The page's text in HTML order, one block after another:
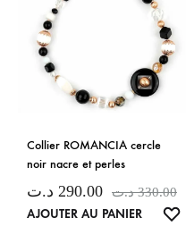
Collier ROMANCIA cercle
noir nacre et perles
290.00 د.ت 330.00 د.ت
AJOUTER AU PANIER